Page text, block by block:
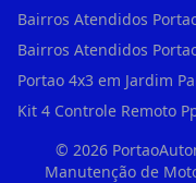
Portao 4x3 em Jardim
© 2026
Manutenção de